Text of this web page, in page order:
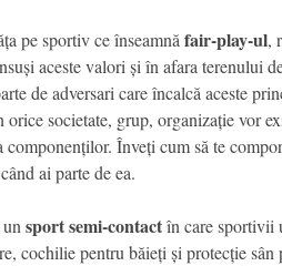
pe sportiv ce înseamnă fair-play-ul,
aceste valori și în afara terenului
de adversari care încalcă aceste
societate, grup, organizație vor
componenților. Înveți cum să te
ai parte de ea.
sport semi-contactîn care sportivii
cochilie pentru băieți și protecție sân